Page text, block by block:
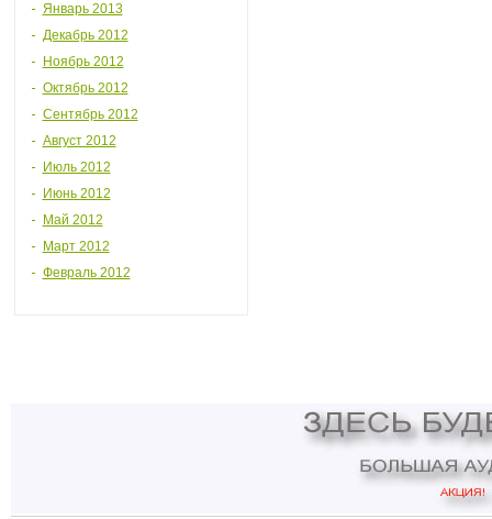
Январь 2013
Декабрь 2012
Ноябрь 2012
Октябрь 2012
Сентябрь 2012
Август 2012
Июль 2012
Июнь 2012
Май 2012
Март 2012
Февраль 2012